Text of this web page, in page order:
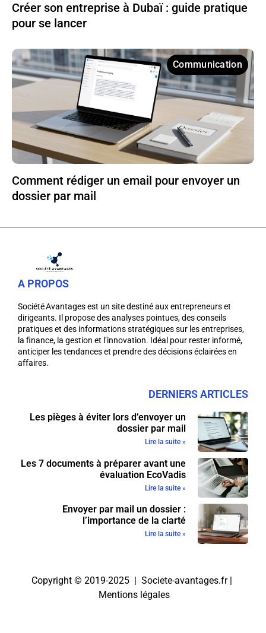
Créer son entreprise à Dubaï : guide pratique
pour se lancer
Communication
Comment rédiger un email pour envoyer un
dossier par mail
A PROPOS
Société Avantages est un site destiné aux entrepreneurs et
dirigeants. Il propose des analyses pointues, des conseils
pratiques et des informations stratégiques sur les entreprises,
la finance, la gestion et l’innovation. Idéal pour rester informé,
anticiper les tendances et prendre des décisions éclairées en
affaires.
DERNIERS ARTICLES
Les pièges à éviter lors d’envoyer un
dossier par mail
Lire la suite »
Les 7 documents à préparer avant une
évaluation EcoVadis
Lire la suite »
Envoyer par mail un dossier :
l’importance de la clarté
Lire la suite »
Copyright © 2019-2025 | Societe-avantages.fr |
Mentions légales